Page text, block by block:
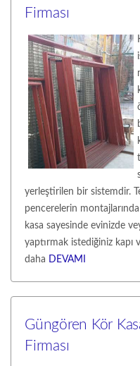
Firması
yerleştirilen bir sistemdir.
pencerelerin
kasa sayesinde evinizde
yaptırmak istediğiniz kapı
daha DEVAMI
Güngören Kör
Firması